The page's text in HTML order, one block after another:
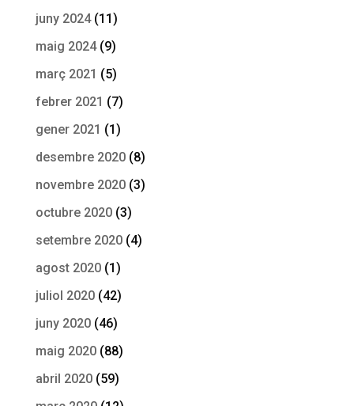
juny 2024(11)
maig 2024(9)
març 2021 (5)
febrer 2021 (7)
gener 2021 (1)
desembre 2020(8)
novembre 2020(3)
octubre 2020(3)
setembre 2020(4)
agost 2020(1)
juliol 2020(42)
juny 2020(46)
maig 2020(88)
abril 2020(59)